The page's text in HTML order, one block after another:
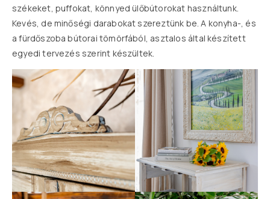
székeket, puffokat, könnyed ülőbútorokat használtunk.
Kevés, de minőségi darabokat szereztünk be. A konyha-, és
a fürdőszoba bútorai tömörfából, asztalos által készített
egyedi tervezés szerint készültek.